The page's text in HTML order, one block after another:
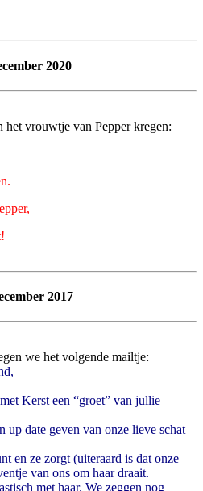
2020
vrouwtje van Pepper kregen:
2017
we het volgende mailtje:
Kerst een “groet” van jullie
date geven van onze lieve schat
en ze zorgt (uiteraard is dat onze
van ons om haar draait.
met haar. We zeggen nog